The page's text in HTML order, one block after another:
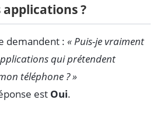
applications ?
demandent : « Puis-je vraiment
qui prétendent
téléphone ? »
est Oui.